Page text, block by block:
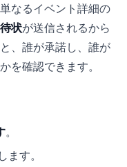
なるイベント詳細の
状が送信されるから
、誰が承諾し、誰が
を確認できます。
。
す。